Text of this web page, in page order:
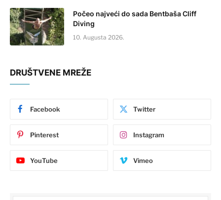
Počeo najveći do sada Bentbaša Cliff
Diving
10. Augusta 2026.
DRUŠTVENE MREŽE
Facebook Twitter
Pinterest Instagram
YouTube Vimeo